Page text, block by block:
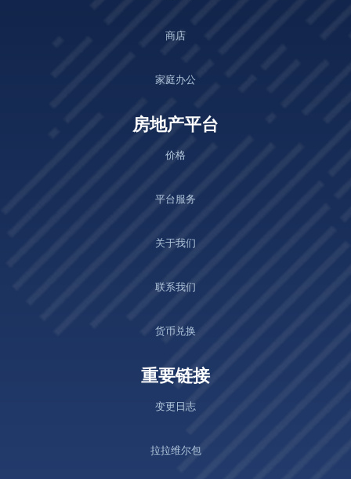
商店
家庭办公
房地产平台
价格
平台服务
关于我们
联系我们
货币兑换
重要链接
变更日志
拉拉维尔包